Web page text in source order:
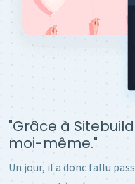
"Grâce à
moi-même."
Un jour, il a donc fallu